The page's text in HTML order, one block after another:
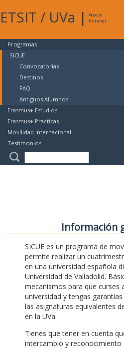
ETSIT / UVa |
Acceso
Intranet
Programas
SICUE
Convocatorias
Destinos
FAQ
Antiguos Alumnos
Erasmus+ Estudios
Erasmus+ Practicas
Movilidad Internacional
Testimonios
Información
SICUE es un programa de
permite realizar un
en una universidad española
Universidad de Valladolid.
mecanismos para que curses
universidad y tengas
las asignaturas equivalentes
en la UVa.
Tienes que tener en cuenta
intercambio y reconocimiento